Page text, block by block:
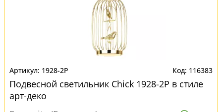
1928-2P 116383
Подвесной светильник Chick 1928-2P в стиле
арт-деко